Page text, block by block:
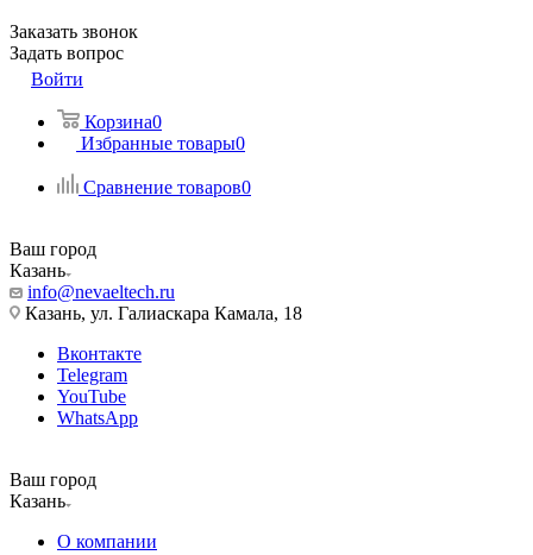
Заказать звонок
Задать вопрос
Войти
Корзина0
Избранные товары0
Сравнение товаров0
Ваш город
Казань
info@nevaeltech.ru
Казань, ул. Галиаскара Камала, 18
Вконтакте
Telegram
YouTube
WhatsApp
Ваш город
Казань
О компании